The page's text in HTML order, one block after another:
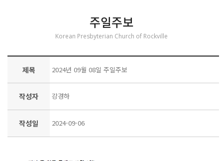
주일주보
Korean Presbyterian Church of Rockville
제목 2024년 09월 08일 주일주보
작성자 강경하
작성일 2024-09-06